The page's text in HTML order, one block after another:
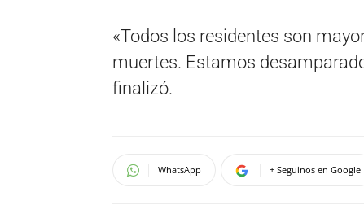
«Todos los residentes son
muertes. Estamos
finalizó.
WhatsApp + Seguinos en Google